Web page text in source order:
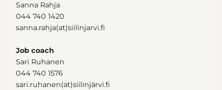
Sanna Rahja
044 740 1420
sanna.rahja(at)siilinjarvi.fi
Job coach
Sari Ruhanen
044 740 1576
sari.ruhanen(at)siilinjärvi.fi